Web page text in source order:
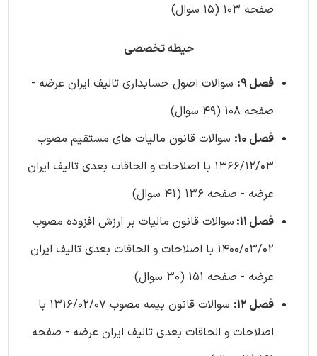
صفحه 103 (15 سوال)
حیطه تخصصی
فصل 9:
سوالات اصول حسابداری تالیف ایران عرضه -
صفحه 108 (49 سوال)
فصل 10:
سوالات قانون مالیات های مستقیم مصوب
1366/12/03 با اصلاحات و الحاقات بعدی تالیف ایران
عرضه - صفحه 136 (41 سوال)
فصل 11:
سوالات قانون مالیات بر ارزش افزوده مصوب
1400/03/02 با اصلاحات و الحاقات بعدی تالیف ایران
عرضه - صفحه 151 (30 سوال)
فصل 12:
سوالات قانون بیمه مصوب 1316/02/07 با
اصلاحات و الحاقات بعدی تالیف ایران عرضه - صفحه